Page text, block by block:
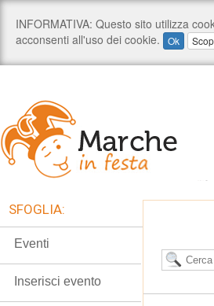
SFOGLIA:
Eventi
Inserisci evento